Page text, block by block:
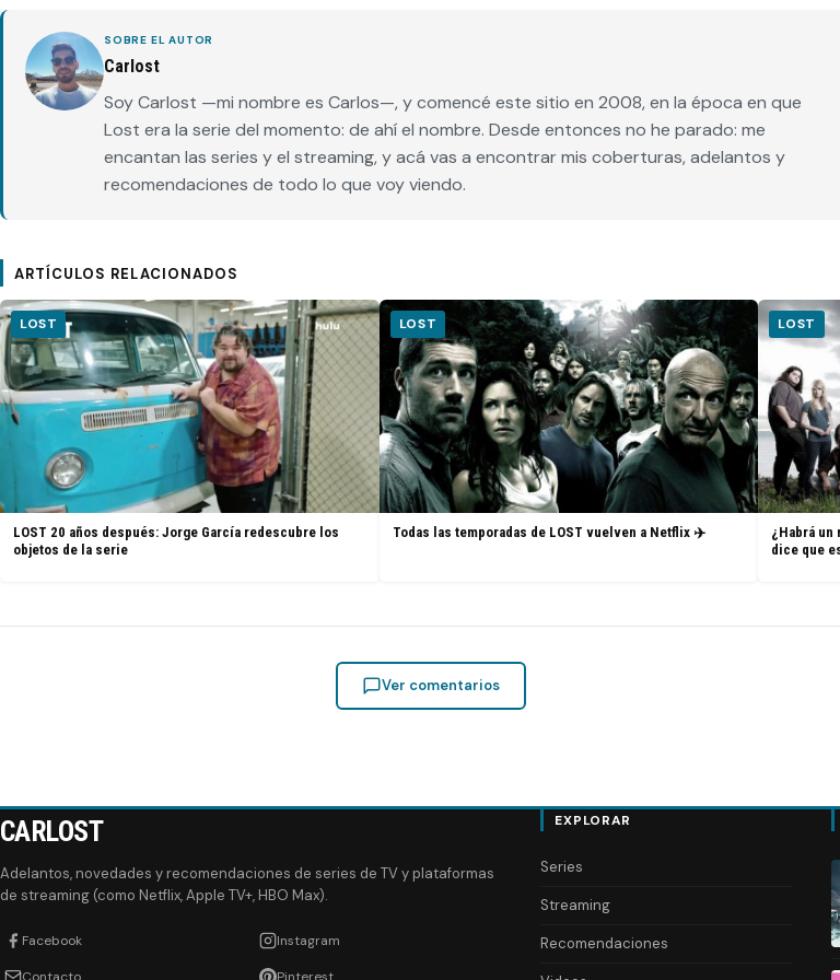
SOBRE EL AUTOR
Carlost
Soy Carlost —mi nombre es Carlos—, y comencé este sitio en 2008, en la época en que
Lost era la serie del momento: de ahí el nombre. Desde entonces no he parado: me
encantan las series y el streaming, y acá vas a encontrar mis coberturas, adelantos y
recomendaciones de todo lo que voy viendo.
ARTÍCULOS RELACIONADOS
LOST
LOST 20 años después: Jorge García redescubre los
objetos de la serie
LOST
Todas las temporadas de LOST vuelven a Netflix ✈️
LOST
¿Habrá un
dice que
Ver comentarios
CARLOST
Adelantos, novedades y recomendaciones de series de TV y plataformas
de streaming (como Netflix, Apple TV+, HBO Max).
Facebook Instagram
Contacto Pinterest
EXPLORAR
Series
Streaming
Recomendaciones